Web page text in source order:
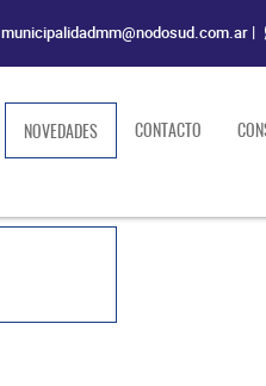
municipalidadmm@nodosud.com.ar |
NOVEDADES(current)CONTACTO